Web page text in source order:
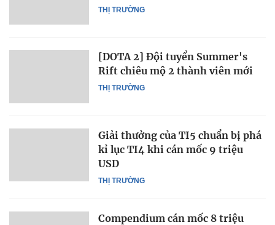
THỊ TRƯỜNG
THỊ TRƯỜNG
[DOTA 2] Đội tuyển Summer's
Rift chiêu mộ 2 thành viên mới
THỊ TRƯỜNG
Giải thưởng của TI5 chuẩn bị phá
kỉ lục TI4 khi cán mốc 9 triệu
USD
Compendium cán mốc 8 triệu